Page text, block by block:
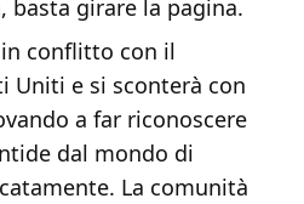
basta girare la pagina.
conflitto con il
Uniti e si sconterà con
a far riconoscere
dal mondo di
La comunità